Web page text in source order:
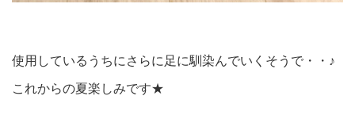
使用しているうちにさらに足に馴染んでいくそうで・・♪
これからの夏楽しみです★